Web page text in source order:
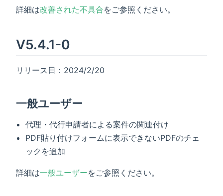
詳細は改善された不具合をご参照ください。
V5.4.1-0
リリース日：2024/2/20
一般ユーザー
代理・代行申請者による案件の関連付け
PDF貼り付けフォームに表示できないPDFのチェ
ックを追加
詳細は一般ユーザーをご参照ください。